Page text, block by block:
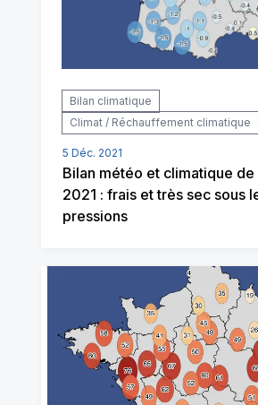
Bilan climatique
Climat / Réchauffement climatique
5 Déc. 2021
Bilan météo et climatique
2021 : frais et très sec sous
pressions